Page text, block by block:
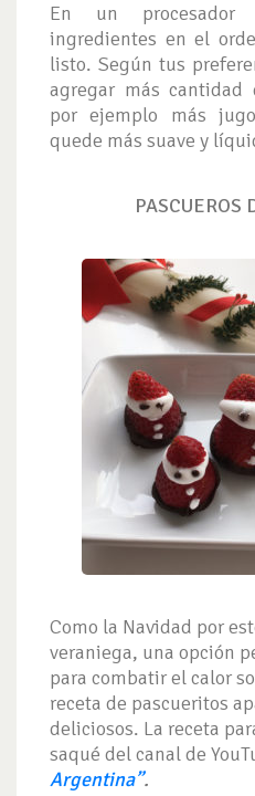
En un procesador
ingredientes en el
listo. Según tus
agregar más
por ejemplo más
quede más suave y
PASCUEROS
Como la Navidad por
veraniega, una opción
para combatir el calor
receta de pascueritos
deliciosos. La receta
saqué del canal de
Argentina”.